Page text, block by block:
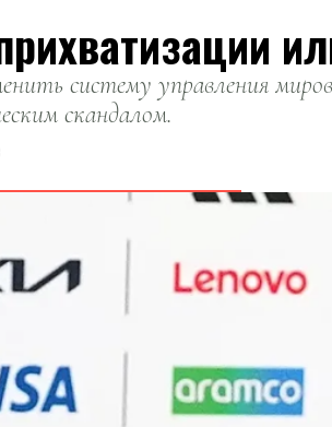
систему управления
скандалом.